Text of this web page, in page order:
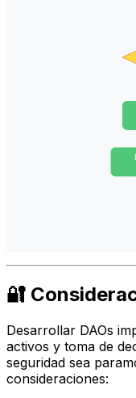
🔐
Desarrollar DAOs
activos y toma de
seguridad sea
consideraciones: